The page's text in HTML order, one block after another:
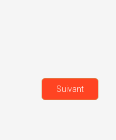
Suivant